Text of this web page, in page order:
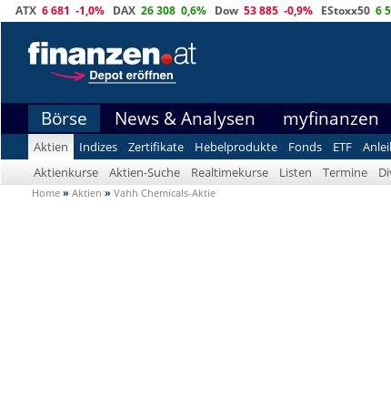
ATX 6 681 -1,0% DAX 26 308 0,6% Dow 53 885 -0,9% EStoxx50 6
Börse News & Analysen myfinanzen
Aktien Indizes Zertifikate Hebelprodukte Fonds ETF
Aktienkurse
Aktien-Suche Realtimekurse Listen Termine
Home » Aktien » Vahh Chemicals-Aktie